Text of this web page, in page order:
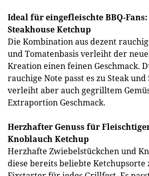
Ideal für eingefleischte BBQ-Fans:
Steakhouse Ketchup
Die Kombination aus dezent
und Tomatenbasis verleiht der
Kreation einen feinen Geschmack.
rauchige Note passt es zu Steak
verleiht aber auch gegrilltem
Extraportion Geschmack.
Herzhafter Genuss für
Knoblauch Ketchup
Herzhafte Zwiebelstückchen und
diese bereits beliebte Ketchupsorte